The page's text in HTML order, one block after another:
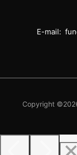
E-mail:
Copyright ©